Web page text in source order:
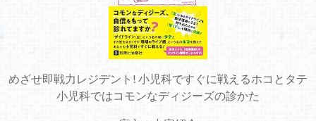
めざせ即戦力レジデント! 小児科ですぐに戦えるホコとタテ
小児科ではコモンなディジーズの診かた